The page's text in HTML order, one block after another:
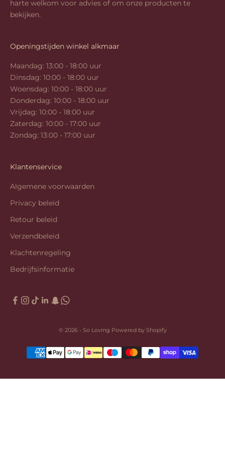
harte welkom voor advies of om onze producten te
bekijken.
Openingstijden winkel alkmaar
Maandag: 13:00 - 18:00 uur
Dinsdag: 10:00 - 18:00 uur
Woensdag: 10:00 - 18:00 uur
Donderdag: 10:00 - 18:00 uur
Vrijdag: 10:00 - 18:00 uur
Zaterdag: 10:00 - 17:00 uur
Zondag: 13:00 - 17:00 uur
Klantenservice
Algemene voorwaarden
Privacy beleid
Retour beleid
Verzendbeleid
Klachtenregeling
Bedrijfsinformatie
© 2026 - So Loving Powered by Shopify